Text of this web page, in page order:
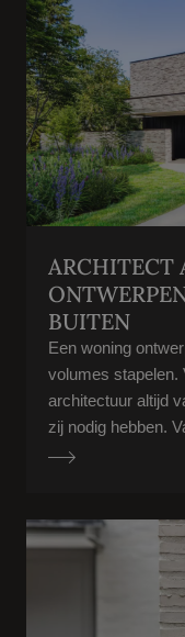
ARCHITECT
BUITEN
Een woning
volumes stapelen.
architectuur altijd
zij nodig hebben.